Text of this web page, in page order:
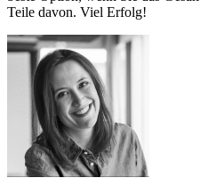
Teile davon. Viel Erfolg!